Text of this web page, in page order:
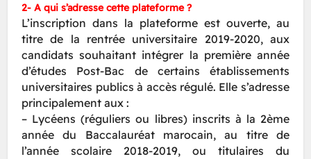
2- A qui s’adresse cette plateforme ?
L’inscription dans la plateforme est ouverte, au
titre de la rentrée universitaire 2019-2020, aux
candidats souhaitant intégrer la première année
d’études Post-Bac de certains établissements
universitaires publics à accès régulé. Elle s’adresse
principalement aux :
– Lycéens (réguliers ou libres) inscrits à la 2ème
année du Baccalauréat marocain, au titre de
l’année scolaire 2018-2019, ou titulaires du